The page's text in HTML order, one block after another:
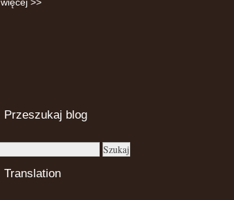
Przeszukaj blog
Translation